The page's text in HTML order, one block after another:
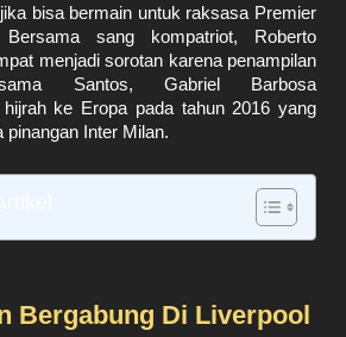
bisa bermain untuk raksasa Premier
Bersama sang kompatriot, Roberto
menjadi sorotan karena penampilan
Santos, Gabriel Barbosa
ke Eropa pada tahun 2016 yang
pinangan Inter Milan.
Bergabung Di Liverpool